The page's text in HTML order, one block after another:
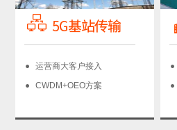
运营商大客户接入
CWDM+OEO方案